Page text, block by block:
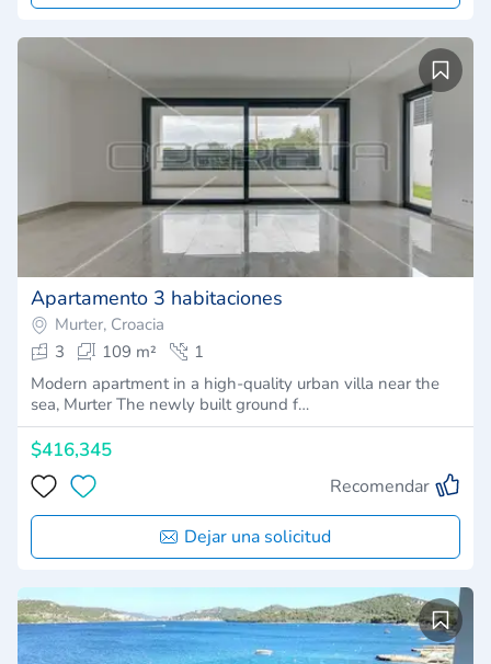
Apartamento 3 habitaciones
Murter, Croacia
3
109 m²
1
Modern apartment in a high-quality urban villa near the
sea, Murter The newly built ground f…
$416,345
Recomendar
Dejar una solicitud